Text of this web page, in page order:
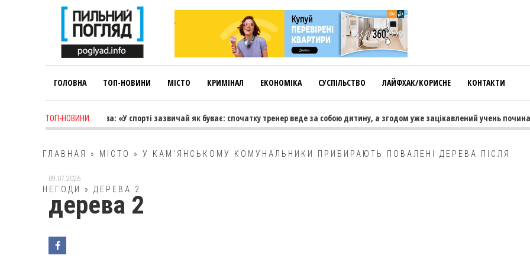
ГОЛОВНА ТОП-НОВИНИ МІСТО КРИМІНАЛ ЕКОНОМІКА СУСПІЛЬСТВО ЛАЙФХАК/КОРИСНЕ КОНТАКТИ
ТОП-НОВИНИ
Лариса Коновалова: «У спорті зазвичай як буває: спочатку тренер веде за собою дитину, а згодом уже зацікавлений учень починає
ГЛАВНАЯ » МІСТО » У КАМ’ЯНСЬКОМУ КОМУНАЛЬНИКИ ПРИБИРАЮТЬ ПОВАЛЕНІ ДЕРЕВА ПІСЛЯ
НЕГОДИ » ДЕРЕВА 2
09.07.2026
дерева 2